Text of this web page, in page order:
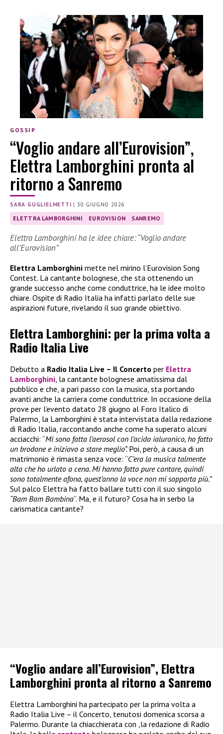
GOSSIP
“Voglio andare all’Eurovision”,
Elettra Lamborghini pronta al
ritorno a Sanremo
SARA GUGLIELMETTI |30 GIUGNO 2026
ELETTRA LAMBORGHINI EUROVISION SANREMO
Elettra Lamborghini ha le idee chiare: “Voglio andare
all’Eurovision”
Elettra Lamborghini mette nel mirino l’Eurovision Song
Contest. La cantante bolognese, che sta ottenendo un
grande successo anche come conduttrice, ha le idee molto
chiare. Ospite di Radio Italia ha infatti parlato delle sue
aspirazioni future, rivelando il suo grande obiettivo.
Elettra Lamborghini: per la prima volta a
Radio Italia Live
Debutto a Radio Italia Live – Il Concerto per Elettra
Lamborghini , la cantante bolognese amatissima dal
pubblico e che, a pari passo con la musica, sta portando
avanti anche la carriera come conduttrice. In occasione della
prove per l’evento datato 28 giugno al Foro Italico di
Palermo, la Lamborghini è stata intervistata dalla redazione
di Radio Italia, raccontando anche come ha superato alcuni
acciacchi: “Mi sono fatta l’aerosol con l’acido ialuronico, ho fatto
un brodone e iniziavo a stare meglio”. Poi, però, a causa di un
matrimonio è rimasta senza voce: “C’era la musica talmente
alta che ho urlato a cena. Mi hanno fatto pure cantare, quindi
sono totalmente afona, quest’anno la voce non mi sopporta più.”
Sul palco Elettra ha fatto ballare tutti con il suo singolo
“Bam Bam Bambina“. Ma, e il futuro? Cosa ha in serbo la
carismatica cantante?
“Voglio andare all’Eurovision”, Elettra
Lamborghini pronta al ritorno a Sanremo
Elettra Lamborghini ha partecipato per la prima volta a
Radio Italia Live – il Concerto, tenutosi domenica scorsa a
Palermo. Durante la chiacchierata con ,la redazione di Radio